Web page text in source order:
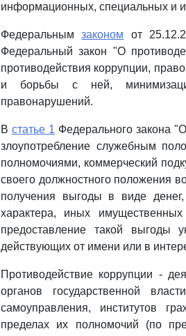
информационных, специальных и
Федеральнымзаконом от
Федеральный закон "О
противодействия коррупции,
и борьбы с ней,
правонарушений.
В статье 1 Федерального закона
злоупотребление служебным
полномочиями, коммерческий
своего должностного положения
получения выгоды в виде
характера, иных
предоставление такой выгоды
действующих от имени или в
Противодействие коррупции -
органов государственной
самоуправления, институтов
пределах их полномочий (по